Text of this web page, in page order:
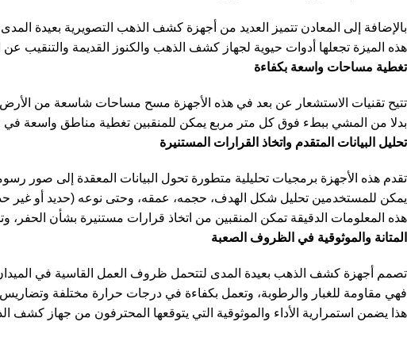
بالإضافة إلى المعادن تتميز العديد من أجهزة كشف الذهب التصويرية بعيدة
هذه الميزة تجعلها أدوات حيوية لجهاز كشف الذهب والكنوز القديمة والتنقيب عن
تغطية مساحات واسعة بكفاءة
تتيح تقنيات الاستشعار عن بعد في هذه الأجهزة مسح مساحات شاسعة من
بدلا من المشي ببطء فوق كل متر مربع يمكن للمنقبين تغطية مناطق واسعة
تحليل البيانات المتقدم واتخاذ القرارات المستنيرة
تقدم هذه الأجهزة برمجيات تحليلية متطورة تحول البيانات المعقدة إلى صور
يمكن للمستخدمين تحليل شكل الهدف، حجمه، عمقه، وحتى نوعه (حديد أو غير
هذه المعلومات الدقيقة تمكن المنقبين من اتخاذ قرارات مستنيرة بشأن
المتانة والموثوقية في الظروف الصعبة
تصمم أجهزة كشف الذهب بعيدة المدى لتتحمل ظروف العمل القاسية في
فهي مقاومة للغبار والرطوبة، وتعمل بكفاءة في درجات حرارة مختلفة
هذا يضمن استمرارية الأداء والموثوقية التي يتوقعها المحترفون من جهاز كشف